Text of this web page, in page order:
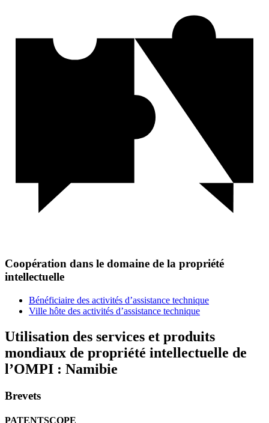
Coopération dans le domaine de la propriété
intellectuelle
Bénéficiaire des activités d’assistance technique
Ville hôte des activités d’assistance technique
Utilisation des services et produits
mondiaux de propriété intellectuelle de
l’OMPI : Namibie
Brevets
PATENTSCOPE